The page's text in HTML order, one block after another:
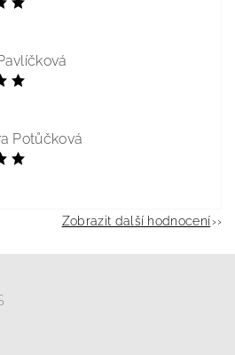
Potůčková
Zobrazit další hodnocení